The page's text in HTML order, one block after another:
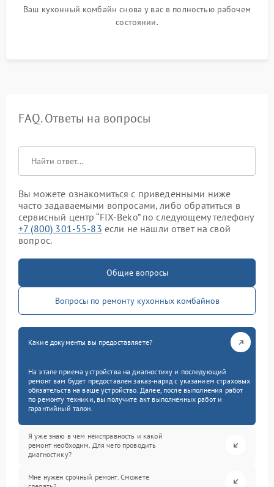
Ваш кухонный комбайн снова у вас в полностью рабочем
состоянии.
FAQ. Ответы на вопросы
Вы можете ознакомиться с приведенными ниже
часто задаваемыми вопросами, либо обратиться в
сервисный центр “FIX-Beko” по следующему телефону
+7 (800) 301-55-83 если не нашли ответ на свой
вопрос.
Общие вопросы
Вопросы по ремонту кухонных комбайнов
Какие документы вы предоставляете?
На этапе приема устройства на диагностику и последующий
ремонт вам будет предоставлен заказ-наряд с указанием страховых
обязательств на ваше устройство. Далее, после выполнения работ
по ремонту техники, вы получите акт выполненных работ и
гарантийный талон.
Я уже знаю в чем неисправность и какой
ремонт необходим. Для чего проводить
диагностику?
Мне нужен срочный ремонт. Сможете